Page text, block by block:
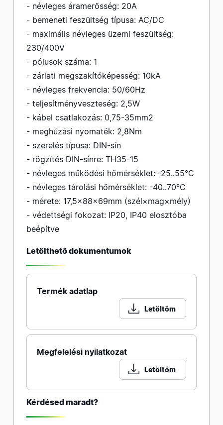
- névleges áramerősség: 20A
- bemeneti feszültség típusa: AC/DC
- maximális névleges üzemi feszültség:
230/400V
- pólusok száma: 1
- zárlati megszakítóképesség: 10kA
- névleges frekvencia: 50/60Hz
- teljesítményveszteség: 2,5W
- kábel csatlakozás: 0,75-35mm2
- meghúzási nyomaték: 2,8Nm
- szerelés típusa: DIN-sín
- rögzítés DIN-sínre: TH35-15
- névleges működési hőmérséklet: -25..55°C
- névleges tárolási hőmérséklet: -40..70°C
- mérete: 17,5×88×69mm (szél×mag×mély)
- védettségi fokozat: IP20, IP40 elosztóba
beépítve
Letölthető dokumentumok
Termék adatlap
Letöltöm
Megfelelési nyilatkozat
Letöltöm
Kérdésed maradt?